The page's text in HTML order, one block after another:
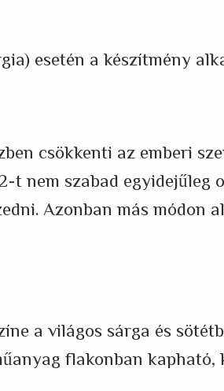
esetén a készítmény
csökkenti az emberi
t nem szabad
Azonban más módon
a világos sárga és
flakonban